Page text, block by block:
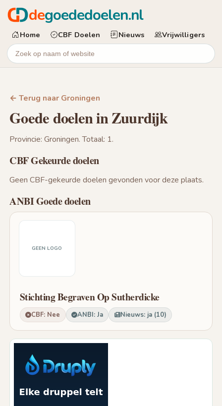
degoededoelen.nl
Home CBF Doelen Nieuws Vrijwilligers
← Terug naar Groningen
Goede doelen in Zuurdijk
Provincie: Groningen. Totaal: 1.
CBF Gekeurde doelen
Geen CBF-gekeurde doelen gevonden voor deze plaats.
ANBI Goede doelen
GEEN LOGO
Stichting Begraven Op Sutherdicke
CBF: Nee ANBI: Ja Nieuws: ja (10)